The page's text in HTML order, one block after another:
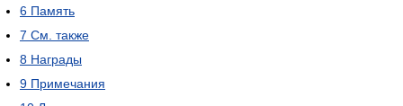
6 Память
7 См. также
8 Награды
9 Примечания